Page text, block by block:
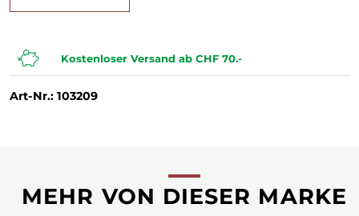
Kostenloser Versand ab CHF 70.-
Art-Nr.: 103209
MEHR VON DIESER MARKE